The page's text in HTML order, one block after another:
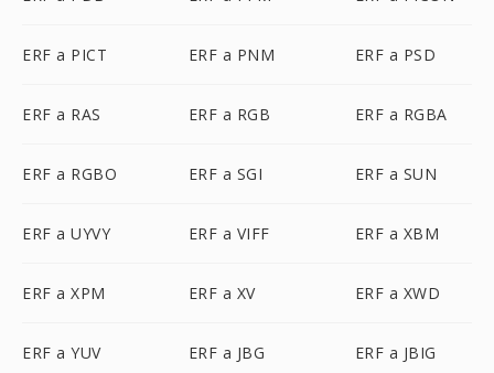
ERF a PICT ERF a PNM ERF a PSD
ERF a RAS ERF a RGB ERF a RGBA
ERF a RGBO ERF a SGI ERF a SUN
ERF a UYVY ERF a VIFF ERF a XBM
ERF a XPM ERF a XV ERF a XWD
ERF a YUV ERF a JBG ERF a JBIG